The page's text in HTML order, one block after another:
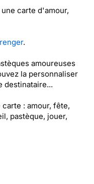
carte d'amour,
.
amoureuses
la personnaliser
destinataire...
: amour, fête,
pastèque, jouer,